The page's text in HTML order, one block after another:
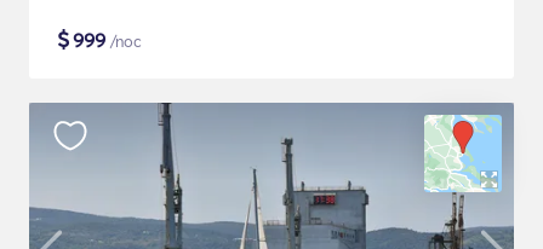
$999 /noc